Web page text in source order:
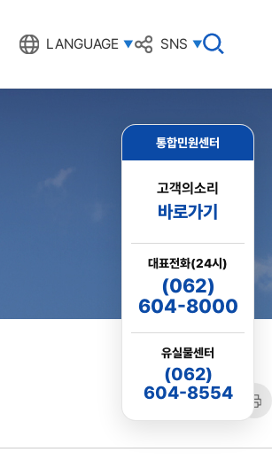
LANGUAGE SNS
검
색
열
통합민원센터
고객의소리
바로가기
대표전화(24시)
(062)
604-8000
유실물센터
(062)
604-8554
공유
링크
프린
트